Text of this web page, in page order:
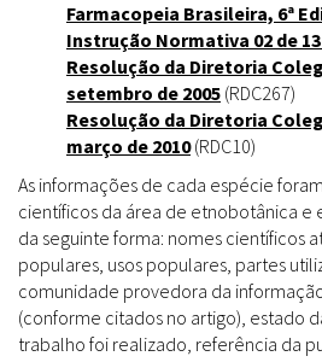
Farmacopeia Brasileira, 6ª
Instrução Normativa 02 de
Resolução da Diretoria
setembro de 2005 (RDC267)
Resolução da Diretoria
março de 2010(RDC10)
As informações de cada espécie
científicos da área de etnobotânica e
da seguinte forma: nomes científicos
populares, usos populares, partes
comunidade provedora da
(conforme citados no artigo), estado
trabalho foi realizado, referência da